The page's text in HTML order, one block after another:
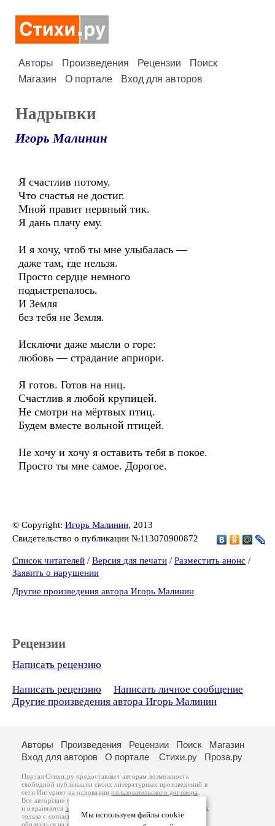
Авторы Произведения Рецензии
Поиск
Магазин
О портале Вход для авторов
Надрывки
Игорь Малинин
Я счастлив потому.
Что счастья не достиг.
Мной правит нервный тик.
Я дань плачу ему.
И я хочу, чтоб ты мне улыбалась —
даже там, где нельзя.
Просто сердце немного
подыстрепалось.
И Земля
без тебя не Земля.
Исключи даже мысли о горе:
любовь — страдание априори.
Я готов. Готов на ниц.
Счастлив я любой крупицей.
Не смотри на мёртвых птиц.
Будем вместе вольной птицей.
Не хочу и хочу я оставить тебя в покое.
Просто ты мне самое. Дорогое.
© Copyright: Игорь Малинин, 2013
Свидетельство о публикации №113070900872
Список читателей / Версия для печати / Разместить анонс /
Заявить о нарушении
Другие произведения автора Игорь Малинин
Рецензии
Написать рецензию
Написать рецензию
Написать личное сообщение
Другие произведения автора Игорь Малинин
Мы используем файлы cookie
Авторы Произведения Рецензии Поиск
Магазин
Вход для авторов
О портале Стихи.ру Проза.ру
Портал Стихи.ру предоставляет авторам возможность
свободной публикации своих литературных произведений в
сети Интернет на основаниипользовательского договора
Все авторские права на произведения принадлежат авторам
и охраняются законом
. Перепечатка произведений возможна
только с согласия его автора, к которому вы можете
обратиться на его авторской странице. Ответственность за